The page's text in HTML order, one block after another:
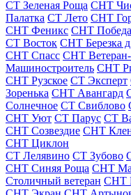
СТ Зеленая Роща СНТ
Палатка СТ Лето СНТ
СНТ Феникс СНТ Победа
СТ Восток СНТ Березка
СНТ Спасс СНТ
Машиностроитель СНТ
СНТ Рузское СТ Эксперт
Зоренька СНТ Авангард
Солнечное СТ Свиблово
СНТ Уют СТ Парус СТ
СНТ Созвездие СНТ
СНТ Циклон
СТ Лелявино СТ Зубово
СНТ Синяя Роща СНТ
Столичный ветеран СНТ